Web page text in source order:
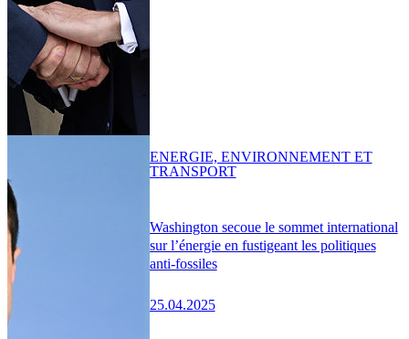
Washington secoue le sommet international
sur l’énergie en fustigeant les politiques
anti-fossiles
25.04.2025
ENERGIE, ENVIRONNEMENT ET
TRANSPORT